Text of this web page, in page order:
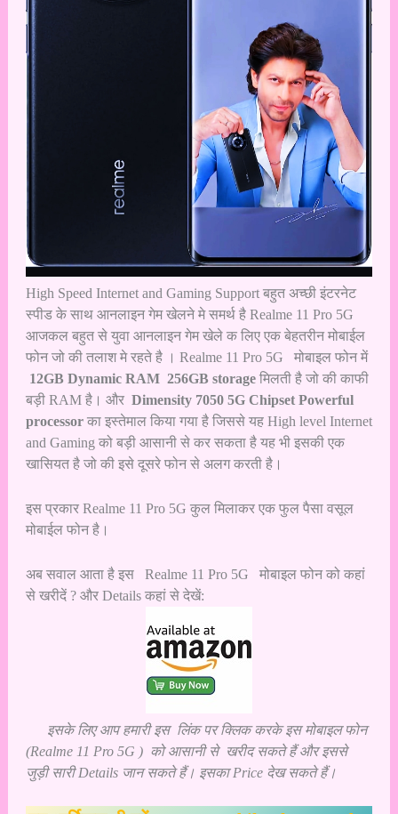
High Speed Internet and Gaming Support बहुत अच्छी इंटरनेट
स्पीड के साथ आनलाइन गेम खेलने मे समर्थ है Realme 11 Pro 5G
आजकल बहुत से युवा आनलाइन गेम खेले क लिए एक बेहतरीन मोबाईल
फोन जो की तलाश मे रहते है । Realme 11 Pro 5G मोबाइल फोन में
12GB Dynamic RAM 256GB storageमिलती है जो की काफी
बड़ी RAM है। और Dimensity 7050 5G Chipset Powerful
processorका इस्तेमाल किया गया है जिससे यह High level Internet
and Gaming को बड़ी आसानी से कर सकता है यह भी इसकी एक
खासियत है जो की इसे दूसरे फोन से अलग करती है।
इस प्रकार Realme 11 Pro 5G कुल मिलाकर एक फुल पैसा वसूल
मोबाईल फोन है।
अब सवाल आता है इस Realme 11 Pro 5G मोबाइल फोन को कहां
से खरीदें ? और Details कहां से देखें:
इसके लिए आप हमारी इसलिंक पर क्लिक करकेइस मोबाइल फोन
(Realme 11 Pro 5G ) को आसानी से खरीद सकते हैं और इससे
जुड़ी सारी Details जानसकते हैं। इसका Price देख सकते हैं।